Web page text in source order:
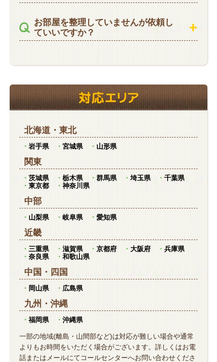
お部屋を整理していませんが依頼し
ていいですか？
北海道 ・ 東北
岩手県 宮城県 山形県
関東
茨城県 栃木県 群馬県 埼玉県
千葉県
東京都
神奈川県
中部
山梨県 岐阜県 愛知県
近畿
三重県 滋賀県 京都府 大阪府
兵庫県
奈良県
和歌山県
中国 ・ 四国
岡山県 広島県
九州 ・ 沖縄
福岡県 沖縄県
一部の地域(離島・山間部など)は対応が難しい場合や通常
よりもお時間をいただく場合がございます。詳しくはお電
話またはメールにてコールセンターへお問い合わせくださ